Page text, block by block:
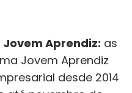
Jovem Aprendiz: as
Jovem Aprendiz
desde 2014